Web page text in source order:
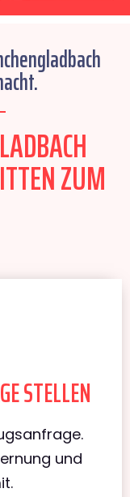
ZUM
STELLEN
und